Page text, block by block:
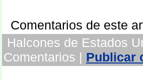
Comentarios de este
Halcones de Estados
Comentarios | Publicar